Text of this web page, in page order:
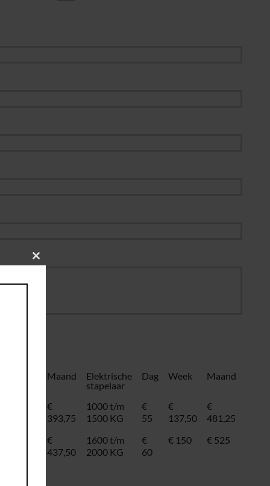
Maand
Elektrische
stapelaar
Dag Week Maand
€
393,75
1000 t/m
1500 KG
€
55
€
137,50
€
481,25
€
437,50
1600 t/m
2000 KG
€
60
€ 150 € 525
Close